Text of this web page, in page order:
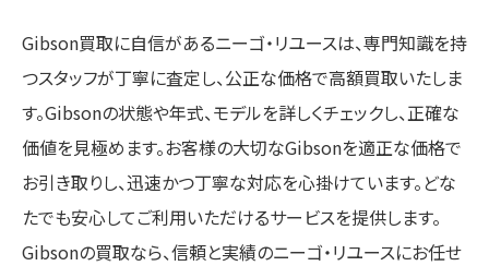
Gibson買取に自信があるニーゴ・リユースは、専門知識を持
つスタッフが丁寧に査定し、公正な価格で高額買取いたしま
す。Gibsonの状態や年式、モデルを詳しくチェックし、正確な
価値を見極めます。お客様の大切なGibsonを適正な価格で
お引き取りし、迅速かつ丁寧な対応を心掛けています。どな
たでも安心してご利用いただけるサービスを提供します。
Gibsonの買取なら、信頼と実績のニーゴ・リユースにお任せ